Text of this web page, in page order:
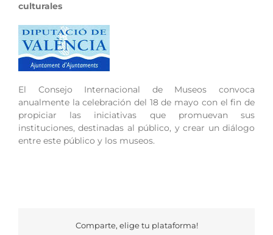
culturales
El Consejo Internacional de Museos convoca
anualmente la celebración del 18 de mayo con el fin de
propiciar las iniciativas que promuevan sus
instituciones, destinadas al público, y crear un diálogo
entre este público y los museos.
Comparte, elige tu plataforma!